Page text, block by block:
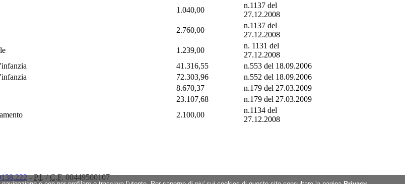
1.040,00
n.1137 del
27.12.2008
2.760,00
n.1137 del
27.12.2008
1.239,00
n. 1131 del
27.12.2008
41.316,55
n.553 del 18.09.2006
72.303,96
n.552 del 18.09.2006
8.670,37
n.179 del 27.03.2009
23.107,68
n.179 del 27.03.2009
2.100,00
n.1134 del
27.12.2008
-P.I./C.F.00449500107